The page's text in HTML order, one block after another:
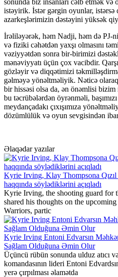
istəyirik. İstər gərgin oyunlar, istərsə
azarkeşlərimizin dəstəyini yüksək
İrəliləyərək, həm Nadji, həm də PJ-
və fiziki cəhətdən yaxşı olmasını
vəziyyətdən sonra bir-birimizi
mənəviyyatı üçün çox vacibdir.
gözləyir və diqqətimizi
gəlməyə yönəltməliyik. Nəticə
bir hissəsi olsa da, ən önəmlisi
bu təcrübələrdən öyrənməli,
meydançadakı çıxışımıza
dözümlülük və oyun sevgisindən
Əlaqədar yazılar
Kyrie Irving, Klay Thompsona Qızıl
haqqında söylədiklərini açıqladı
Kyrie Irving, the shooting guard for
shared his thoughts on the
Warriors, partic
Kyrie Irving Entoni Edvarsın
Sağlam Olduğuna Əmin Olur
Üçüncü rübün sonunda ulduz atıcı
komandasının lideri Entoni
yerə çırpılması əlamətda